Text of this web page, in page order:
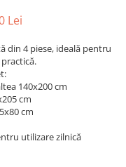
Lei
din 4 piese, ideală pentru
140x200 cm
cm
cm
utilizare zilnică